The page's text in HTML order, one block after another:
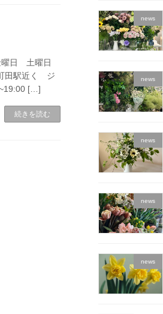
曜日 土曜日
田駅近く ジ
[…]
続きを読む
news
news
news
news
news